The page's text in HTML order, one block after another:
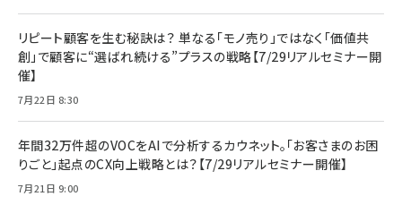
リピート顧客を生む秘訣は？ 単なる「モノ売り」ではなく「価値共
創」で顧客に“選ばれ続ける”プラスの戦略【7/29リアルセミナー開
催】
7月22日 8:30
年間32万件超のVOCをAIで分析するカウネット。「お客さまのお困
りごと」起点のCX向上戦略とは？【7/29リアルセミナー開催】
7月21日 9:00